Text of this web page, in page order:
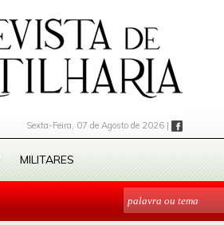
Sexta-Feira, 07 de Agosto de 2026 |
MILITARES